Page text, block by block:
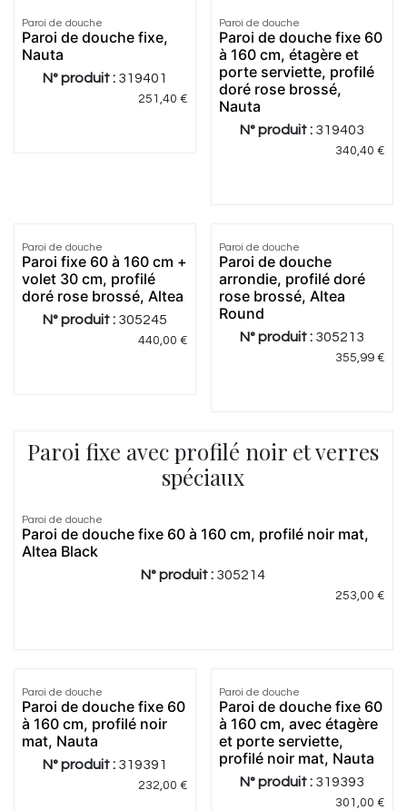
Paroi de douche
Paroi de douche fixe,
Nauta
N° produit : 319401
251,40 €
Paroi de douche
Paroi de douche fixe 60
à 160 cm, étagère et
porte serviette, profilé
doré rose brossé,
Nauta
N° produit : 319403
340,40 €
Paroi de douche
Paroi fixe 60 à 160 cm +
volet 30 cm, profilé
doré rose brossé, Altea
N° produit : 305245
440,00 €
Paroi de douche
Paroi de douche
arrondie, profilé doré
rose brossé, Altea
Round
N° produit : 305213
355,99€
Paroi fixe avec profilé noir et verres
spéciaux
Paroi de douche
Paroi de douche fixe 60 à 160 cm, profilé noir mat,
Altea Black
N° produit : 305214
253,00 €
Paroi de douche
Paroi de douche fixe 60
à 160 cm, profilé noir
mat, Nauta
N° produit : 319391
232,00 €
Paroi de douche
Paroi de douche fixe 60
à 160 cm, avec étagère
et porte serviette,
profilé noir mat, Nauta
N° produit : 319393
301,00 €